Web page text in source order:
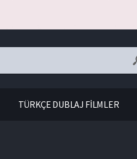
TÜRKÇE DUBLAJ FİLMLER